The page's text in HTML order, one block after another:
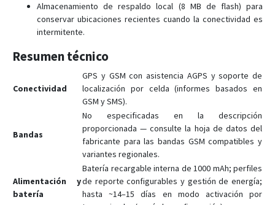
Almacenamiento de respaldo local (8 MB de flash) para
conservar ubicaciones recientes cuando la conectividad es
intermitente.
Resumen técnico
Conectividad
GPS y GSM con asistencia AGPS y soporte de
localización por celda (informes basados en
GSM y SMS).
Bandas
No especificadas en la descripción
proporcionada — consulte la hoja de datos del
fabricante para las bandas GSM compatibles y
variantes regionales.
Alimentación y
batería
Batería recargable interna de 1000 mAh; perfiles
de reporte configurables y gestión de energía;
hasta ~14–15 días en modo activación por